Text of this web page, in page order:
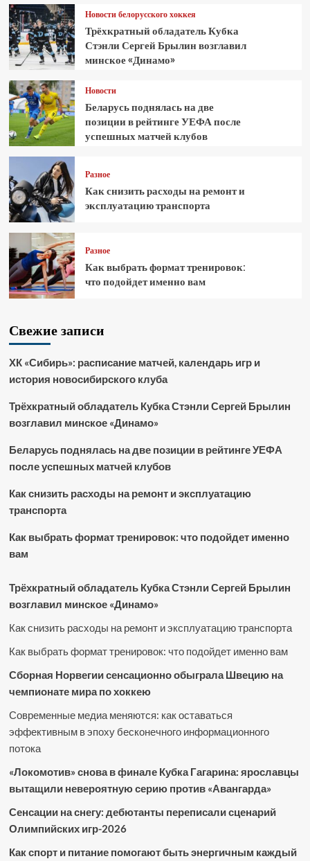
Новости белорусского хоккея
Трёхкратный обладатель Кубка
Стэнли Сергей Брылин возглавил
минское «Динамо»
Новости
Беларусь поднялась на две
позиции в рейтинге УЕФА после
успешных матчей клубов
Разное
Как снизить расходы на ремонт и
эксплуатацию транспорта
Разное
Как выбрать формат тренировок:
что подойдет именно вам
Свежие записи
ХК «Сибирь»: расписание матчей, календарь игр и
история новосибирского клуба
Трёхкратный обладатель Кубка Стэнли Сергей Брылин
возглавил минское «Динамо»
Беларусь поднялась на две позиции в рейтинге УЕФА
после успешных матчей клубов
Как снизить расходы на ремонт и эксплуатацию
транспорта
Как выбрать формат тренировок: что подойдет именно
вам
Трёхкратный обладатель Кубка Стэнли Сергей Брылин
возглавил минское «Динамо»
Как снизить расходы на ремонт и эксплуатацию транспорта
Как выбрать формат тренировок: что подойдет именно вам
Сборная Норвегии сенсационно обыграла Швецию на
чемпионате мира по хоккею
Современные медиа меняются: как оставаться
эффективным в эпоху бесконечного информационного
потока
«Локомотив» снова в финале Кубка Гагарина: ярославцы
вытащили невероятную серию против «Авангарда»
Сенсации на снегу: дебютанты переписали сценарий
Олимпийских игр-2026
Как спорт и питание помогают быть энергичным каждый